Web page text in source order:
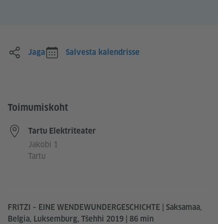
FRITZI – EINE WENDEWUNDERGESCHICHTE | Saksamaa,
Belgia, Luksemburg, Tšehhi 2019 | 86 min
Jaga Salvesta kalendrisse
Toimumiskoht
Tartu Elektriteater
Jakobi 1
Tartu